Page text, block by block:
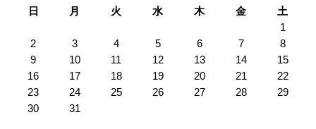
日
月 火 水 木 金
土
1
2
3 4 5 6 7
8
9
10 11 12 13 14
15
16
17 18 19 20 21
22
23
24 25 26 27 28
29
30
31